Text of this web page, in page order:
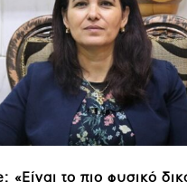
το πιο φυσικό